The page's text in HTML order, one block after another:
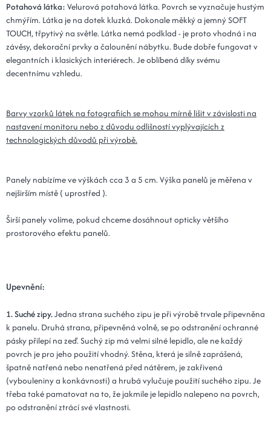
20x110x3 - 02 béžová
Kód: Plot 20x110x3 - 02 béžová
476 Kč
15x110x3 - 02 béžová
25x90x3 - 02 béžová
Kód: Plot 25x90x3 - 02 béžová
484 Kč
Kód: Plot 30x90x3 - 02 béžová
14 dní
Kód: Plot 20x120x3 - 02 béžová
14 dní
Kód: Plot 25x100x3 - 02 béžová
14 dní
30x100x3 - 02 béžová
Kód: Plot 30x100x3 - 02 béžová
536 Kč
14 dní
25x110x3 - 02 béžová
Kód: Plot 25x110x3 - 02 béžová
589 Kč
14 dní
Potahová látka: Velurová potahová látka. Povrch se vyznačuje hustým
chmýřím. Látka je na dotek kluzká. Dokonale měkký a jemný SOFT
TOUCH, třpytivý na světle. Látka nemá podklad - je proto vhodná i na
závěsy, dekorační prvky a čalounění nábytku. Bude dobře fungovat v
elegantních i klasických interiérech. Je oblíbená díky svému
decentnímu vzhledu.
Barvy vzorků látek na fotografiích se mohou mírně lišit v závislosti na
nastavení monitoru nebo z důvodu odlišností vyplývajících z
technologických důvodů při výrobě.
Panely nabízíme ve výškách cca 3 a 5 cm. Výška panelů je měřena v
nejširším místě ( uprostřed ).
Širší panely volíme, pokud chceme dosáhnout opticky většího
prostorového efektu panelů.
Upevnění:
1. Suché zipy.Jedna strana suchého zipu je při výrobě trvale připevněna
k panelu. Druhá strana, připevněná volně, se po odstranění ochranné
pásky přilepí na zeď. Suchý zip má velmi silné lepidlo, ale ne každý
povrch je pro jeho použití vhodný. Stěna, která je silně zaprášená,
špatně natřená nebo nenatřená před nátěrem, je zakřivená
(vybouleniny a konkávnosti) a hrubá vylučuje použití suchého zipu. Je
třeba také pamatovat na to, že jakmile je lepidlo nalepeno na povrch,
po odstranění ztrácí své vlastnosti.